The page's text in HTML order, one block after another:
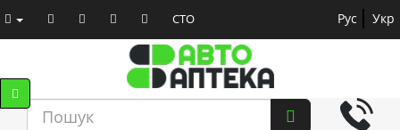
СТО Рус Укр